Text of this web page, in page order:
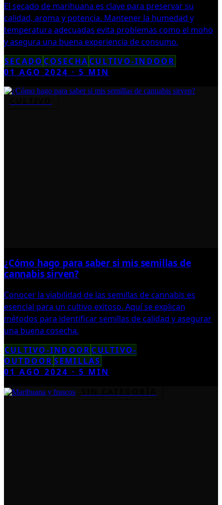
El secado de marihuana es clave para preservar su
calidad, aroma y potencia. Mantener la humedad y
temperatura adecuadas evita problemas como el moho
y asegura una buena experiencia de consumo.
SECADO COSECHA CULTIVO-INDOOR
01 AGO 2024 ·5 MIN
¿Cómo hago para saber si mis semillas de
cannabis sirven?
Conocer la viabilidad de las semillas de cannabis es
esencial para un cultivo exitoso. Aquí se explican
métodos para identificar semillas de calidad y asegurar
una buena cosecha.
CULTIVO-INDOOR CULTIVO-
OUTDOOR SEMILLAS
01 AGO 2024 ·5 MIN